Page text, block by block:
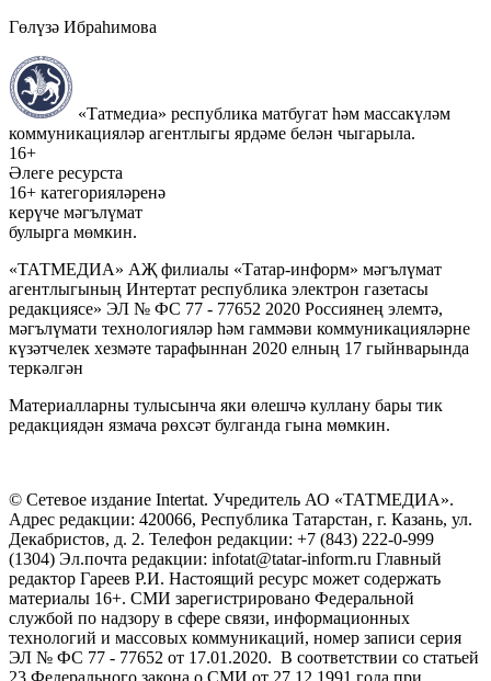
Гөлүзә Ибраһимова
«Татмедиа» республика матбугат һәм массакүләм
коммуникацияләр агентлыгы ярдәме белән чыгарыла.
16+
Әлеге ресурста
16+ категорияләренә
керүче мәгълүмат
булырга мөмкин.
«ТАТМЕДИА» АҖ филиалы «Татар-информ» мәгълүмат
агентлыгының Интертат республика электрон газетасы
редакциясе» ЭЛ № ФС 77 - 77652 2020 Россиянең элемтә,
мәгълүмати технологияләр һәм гаммәви коммуникацияләрне
күзәтчелек хезмәте тарафыннан 2020 елның 17 гыйнварында
теркәлгән
Материалларны тулысынча яки өлешчә куллану бары тик
редакциядән язмача рөхсәт булганда гына мөмкин.
© Сетевое издание Intertat. Учредитель АО «ТАТМЕДИА».
Адрес редакции: 420066, Республика Татарстан, г. Казань, ул.
Декабристов, д. 2. Телефон редакции: +7 (843) 222-0-999
(1304) Эл.почта редакции: infotat@tatar-inform.ru Главный
редактор Гареев Р.И. Настоящий ресурс может содержать
материалы 16+. СМИ зарегистрировано Федеральной
службой по надзору в сфере связи, информационных
технологий и массовых коммуникаций, номер записи серия
ЭЛ № ФС 77 - 77652 от 17.01.2020. В соответствии со статьей
23 Федерального закона о СМИ от 27.12.1991 года при